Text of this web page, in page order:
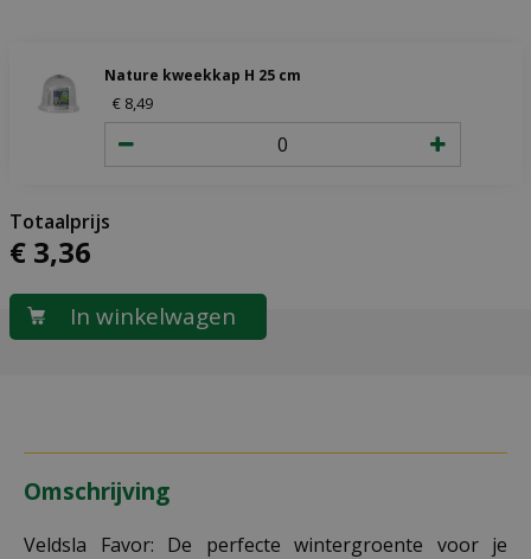
Nature kweekkap H 25 cm
€ 849
€ 3,36
Omschrijving
Veldsla Favor: De perfecte wintergroente voor je